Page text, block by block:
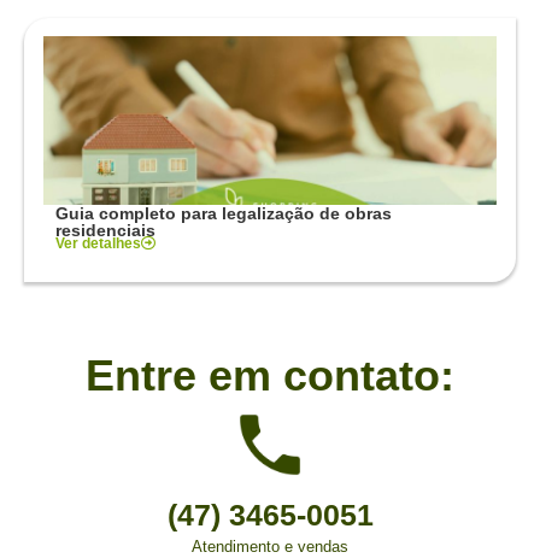
Guia completo para legalização de obras
residenciais
Ver detalhes
Entre em contato:
(47) 3465-0051
Atendimento e vendas